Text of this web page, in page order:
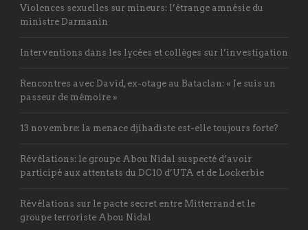
Violences sexuelles sur mineurs: l’étrange amnésie du
ministre Darmanin
Interventions dans les lycées et collèges sur l’investigation
Rencontres avec David, ex-otage au Bataclan: « Je suis un
passeur de mémoire »
13 novembre: la menace djihadiste est-elle toujours forte?
Révélations: le groupe Abou Nidal suspecté d’avoir
participé aux attentats du DC10 d’UTA et de Lockerbie
Révélations sur le pacte secret entre Mitterrand et le
groupe terroriste Abou Nidal